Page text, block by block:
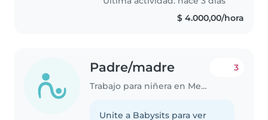
$ 4.000,00/hora
Padre/madre
Trabajo para niñera en Mendoza
3
Unite a Babysits para ver